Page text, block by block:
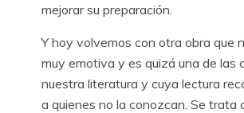
mejorar su preparación.
Y hoy volvemos con otra obra que
muy emotiva y es quizá una de las
nuestra literatura y cuya lectura
a quienes no la conozcan. Se trata